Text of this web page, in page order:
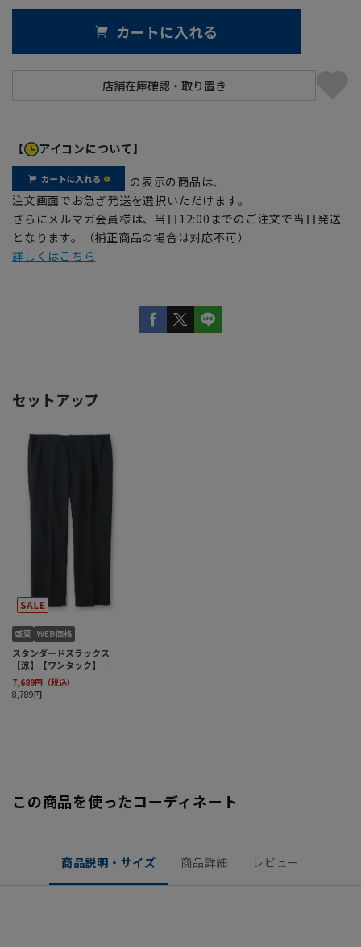
カートに入れる
【 アイコンについて】
の表示の商品は、
注文画面でお急ぎ発送を選択いただけます。
さらにメルマガ会員様は、当日12:00までのご注文で当日発送
となります。（補正商品の場合は対応不可）
詳しくはこちら
この商品を使ったコーディネート
商品説明・サイズ 商品詳細 レビュー